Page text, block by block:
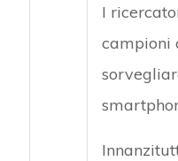
I
campioni